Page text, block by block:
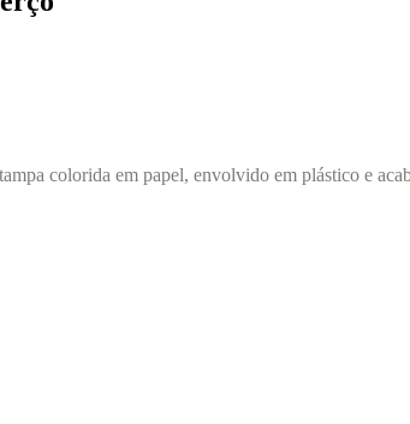
colorida em papel, envolvido em plástico e